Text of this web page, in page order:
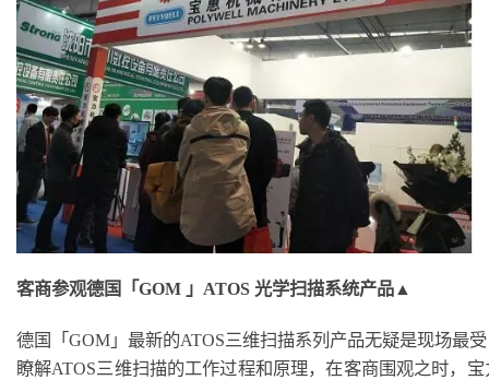
客商参观德国「GOM 」ATOS 光学扫描系统产品▲
德国「GOM」最新的ATOS三维扫描系列产品无疑是现场最
瞭解ATOS三维扫描的工作过程和原理，在客商围观之时，